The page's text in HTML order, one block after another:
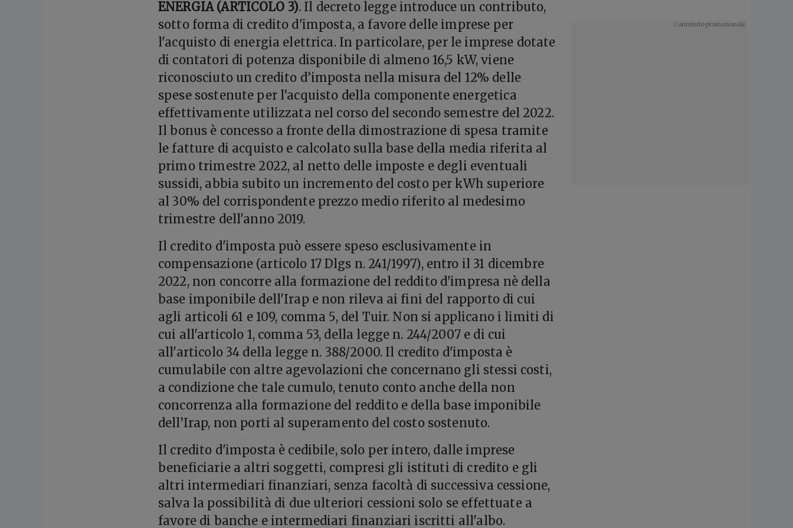
ENERGIA (ARTICOLO 3). Il decreto legge introduce un contributo,
sotto forma di credito d'imposta, a favore delle imprese per
l'acquisto di energia elettrica. In particolare, per le imprese dotate
di contatori di potenza disponibile di almeno 16,5 kW, viene
riconosciuto un credito d’imposta nella misura del 12% delle
spese sostenute per l’acquisto della componente energetica
effettivamente utilizzata nel corso del secondo semestre del 2022.
Il bonus è concesso a fronte della dimostrazione di spesa tramite
le fatture di acquisto e calcolato sulla base della media riferita al
primo trimestre 2022, al netto delle imposte e degli eventuali
sussidi, abbia subito un incremento del costo per kWh superiore
al 30% del corrispondente prezzo medio riferito al medesimo
trimestre dell'anno 2019.
Il credito d'imposta può essere speso esclusivamente in
compensazione (articolo 17 Dlgs n. 241/1997), entro il 31 dicembre
2022, non concorre alla formazione del reddito d'impresa nè della
base imponibile dell'Irap e non rileva ai fini del rapporto di cui
agli articoli 61 e 109, comma 5, del Tuir. Non si applicano i limiti di
cui all'articolo 1, comma 53, della legge n. 244/2007 e di cui
all'articolo 34 della legge n. 388/2000. Il credito d'imposta è
cumulabile con altre agevolazioni che concernano gli stessi costi,
a condizione che tale cumulo, tenuto conto anche della non
concorrenza alla formazione del reddito e della base imponibile
dell’Irap, non porti al superamento del costo sostenuto.
Il credito d'imposta è cedibile, solo per intero, dalle imprese
beneficiarie a altri soggetti, compresi gli istituti di credito e gli
altri intermediari finanziari, senza facoltà di successiva cessione,
salva la possibilità di due ulteriori cessioni solo se effettuate a
favore di banche e intermediari finanziari iscritti all'albo.